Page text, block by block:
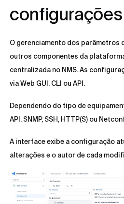
configurações
O gerenciamento dos parâmetros
outros componentes da
centralizada no NMS. As
via Web GUI, CLI ou API.
Dependendo do tipo de
API, SNMP, SSH, HTTP(S) ou
A interface exibe a configuração
alterações e o autor de cada